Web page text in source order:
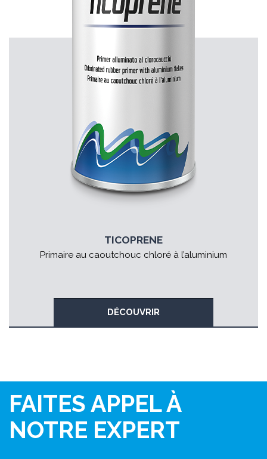
TICOPRENE
Primaire au caoutchouc chloré à l’aluminium
DÉCOUVRIR
FAITES APPEL À
NOTRE EXPERT